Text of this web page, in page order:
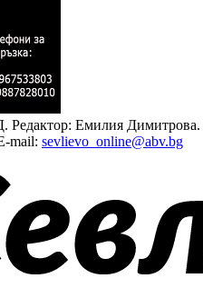
Редактор: Емилия Димитрова.
mail: sevlievo_online@abv.bg